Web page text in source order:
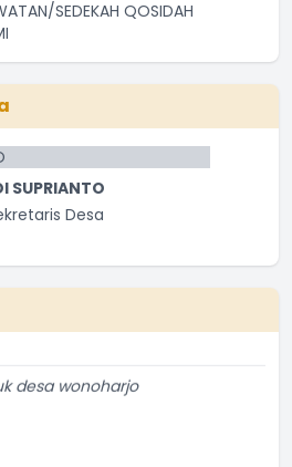
SUPRIANTO
Desa
desa Wonoharjo